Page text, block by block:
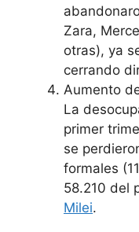
Zara,
otras), ya
cerrando
Aumento
La
primer
se
formales
58.210 del
Milei.